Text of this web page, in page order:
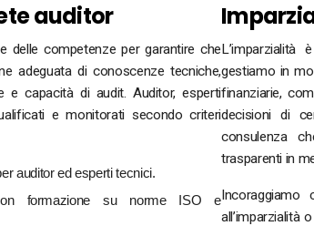
auditor
delle competenze per garantire che
adeguata di conoscenze tecniche,
e capacità di audit. Auditor, esperti
e monitorati secondo criteri
auditor ed esperti tecnici.
con formazione su norme ISO e
gestiamo in
finanziarie,
decisioni di
consulenza
trasparenti in
Incoraggiamo
all’imparzialità